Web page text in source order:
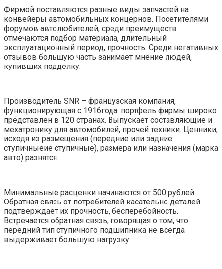
Фирмой поставляются разные виды запчастей на
конвейеры автомобильных концернов. Посетителями
форумов автолюбителей, среди преимуществ
отмечаются подбор материала, длительный
эксплуатационный период, прочность. Среди негативных
отзывов большую часть занимает мнение людей,
купивших подделку.
Производитель SNR – французская компания,
функционирующая с 1916года. портфель фирмы широко
представлен в 120 странах. Выпускает составляющие и
мехатронику для автомобилей, прочей техники. Ценники,
исходя из размещения (передние или задние
ступичныеие ступичные), размера или назначения (марка
авто) разнятся.
Минимальные расценки начинаются от 500 рублей.
Обратная связь от потребителей касательно деталей
подтверждает их прочность, бесперебойность.
Встречается обратная связь, говорящая о том, что
передний тип ступичного подшипника не всегда
выдерживает большую нагрузку.